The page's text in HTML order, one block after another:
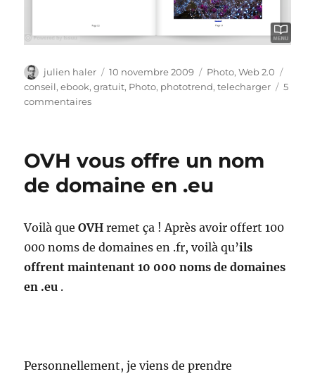
Auteur
julien haler
Publié
le
10 novembre 2009 Catégories
Photo,Web 2.0
conseil,ebook,gratuit, Photo, phototrend,telecharger
5
commentairessur
ebook
« mercredi
OVH vous offre un nom
de domaine en .eu
Voilà queOVHremet ça ! Après avoir offert 100
000 noms de domaines en .fr, voilà qu’ils
offrent maintenant 10 000 noms de domaines
en .eu .
Personnellement, je viens de prendre